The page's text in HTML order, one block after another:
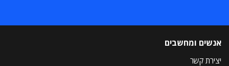
אנשים ומחשבים
יצירת קשר